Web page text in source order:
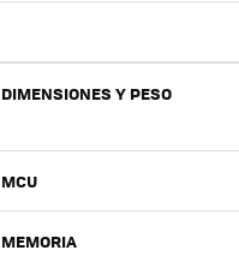
DIMENSIONES Y PESO
MCU
MEMORIA